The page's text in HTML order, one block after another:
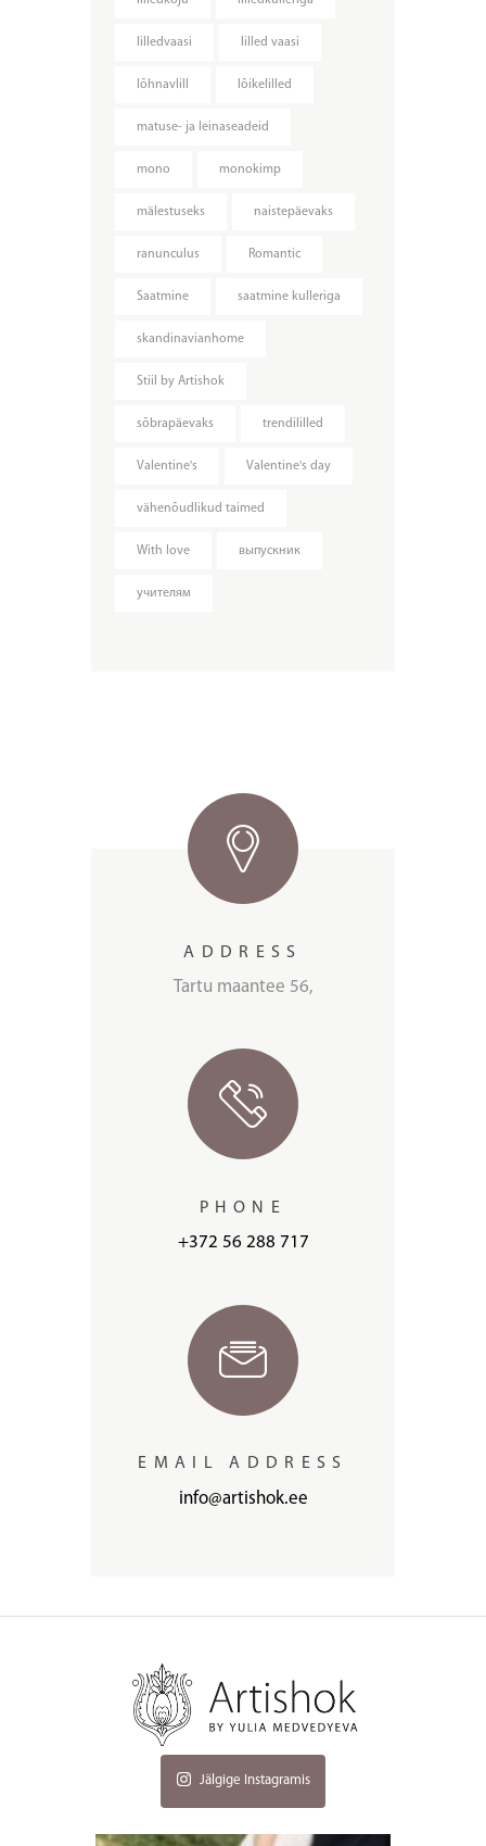
lilledvaasi lilled vaasi
lõhnavlill lõikelilled
matuse- ja leinaseadeid
mono monokimp
mälestuseks naistepäevaks
ranunculus Romantic
Saatmine saatmine kulleriga
skandinavianhome
Stiil by Artishok
sõbrapäevaks trendililled
Valentine's Valentine's day
vähenõudlikud taimed
With love выпускник
учителям
ADDRESS
Tartu maantee 56,
PHONE
+372 56 288 717
EMAIL ADDRESS
info@artishok.ee
Jälgige Instagramis